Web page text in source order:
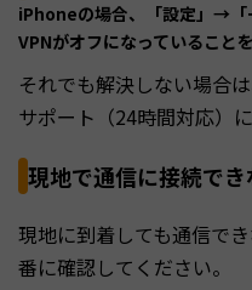
iPhoneの場合、「設定」→「
VPNがオフになっていること
それでも解決しない場合
サポート（24時間対応）
現地で通信に接続でき
現地に到着しても通信で
番に確認してください。